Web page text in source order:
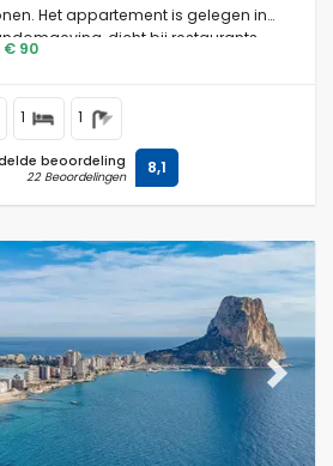
Het appartement is gelegen in
dicht bij restaurants
op 1 km van La Grava,
€ 90
1 1
beoordeling
22 Beoordelingen 8,1
Next